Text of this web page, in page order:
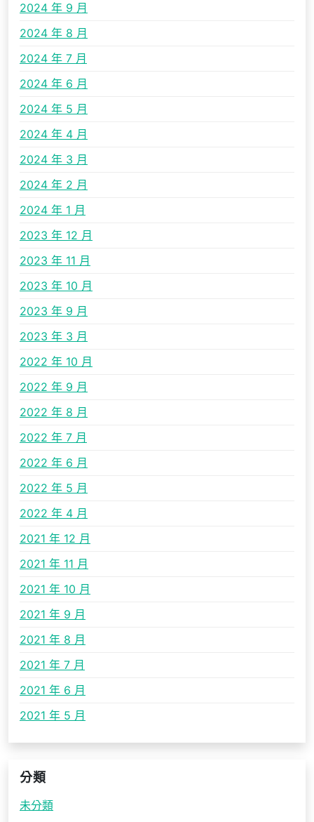
2024 年 9 月
2024 年 8 月
2024 年 7 月
2024 年 6 月
2024 年 5 月
2024 年 4 月
2024 年 3 月
2024 年 2 月
2024 年 1 月
2023 年 12 月
2023 年 11 月
2023 年 10 月
2023 年 9 月
2023 年 3 月
2022 年 10 月
2022 年 9 月
2022 年 8 月
2022 年 7 月
2022 年 6 月
2022 年 5 月
2022 年 4 月
2021 年 12 月
2021 年 11 月
2021 年 10 月
2021 年 9 月
2021 年 8 月
2021 年 7 月
2021 年 6 月
2021 年 5 月
分類
未分類